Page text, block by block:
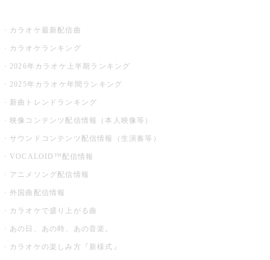
カラオケ最新配信曲
カラオケランキング
2026年カラオケ上半期ランキング
2025年カラオケ年間ランキング
新曲トレンドランキング
映像コンテンツ配信情報（本人映像等）
サウンドコンテンツ配信情報（生演奏等）
VOCALOID™配信情報
アニメソング配信情報
外国曲配信情報
カラオケで盛り上がる曲
あの日、あの時、あの音楽。
カラオケの楽しみ方『新様式』